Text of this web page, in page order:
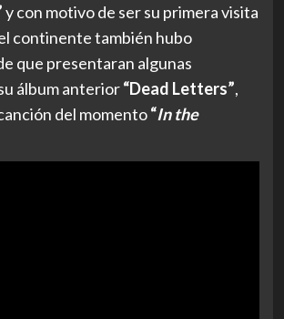
y con motivo de ser su primera visita
continente también hubo
que presentaran algunas
álbum anterior“Dead Letters”,
del momento“In the